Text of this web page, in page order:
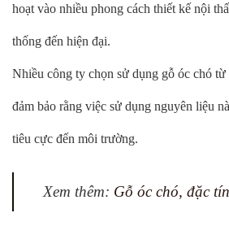
hoạt vào nhiều phong cách thiết kế nội
thống đến hiện đại.
Nhiều công ty chọn sử dụng gỗ óc chó
đảm bảo rằng việc sử dụng nguyên liệu
tiêu cực đến môi trường.
Xem thêm: Gỗ óc chó, đặc